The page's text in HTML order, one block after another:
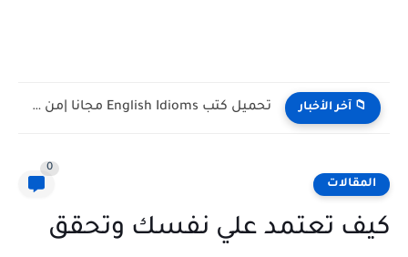
📁 آخر الأخبار تحميل كتب تدريس اللغة الإنجليزية PDF مجانا | TESOL وTEFL
المقالات
0
كيف تعتمد علي نفسك وتحقق